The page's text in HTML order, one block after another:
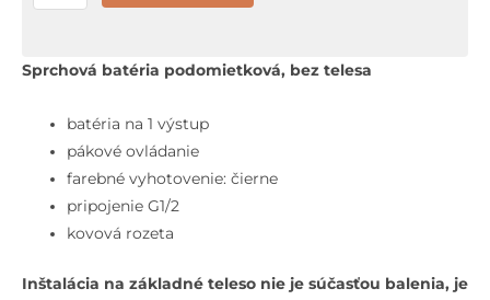
Ideal
Cerafine
Sprchová
batéria
pod
omietku
výstupom,
Sprchová batéria podomietková, bez telesa
batéria na 1 výstup
pákové ovládanie
farebné vyhotovenie: čierne
pripojenie G1/2
kovová rozeta
Inštalácia na základné teleso nie je súčasťou balenia, je